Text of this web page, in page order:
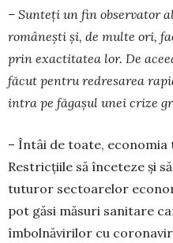
– Sunteți un fin observator
românești și, de multe ori,
prin exactitatea lor. De
făcut pentru redresarea
intra pe făgașul unei crize
– Întâi de toate, economia
Restricțiile să înceteze și
tuturor sectoarelor
pot găsi măsuri sanitare
îmbolnăvirilor cu